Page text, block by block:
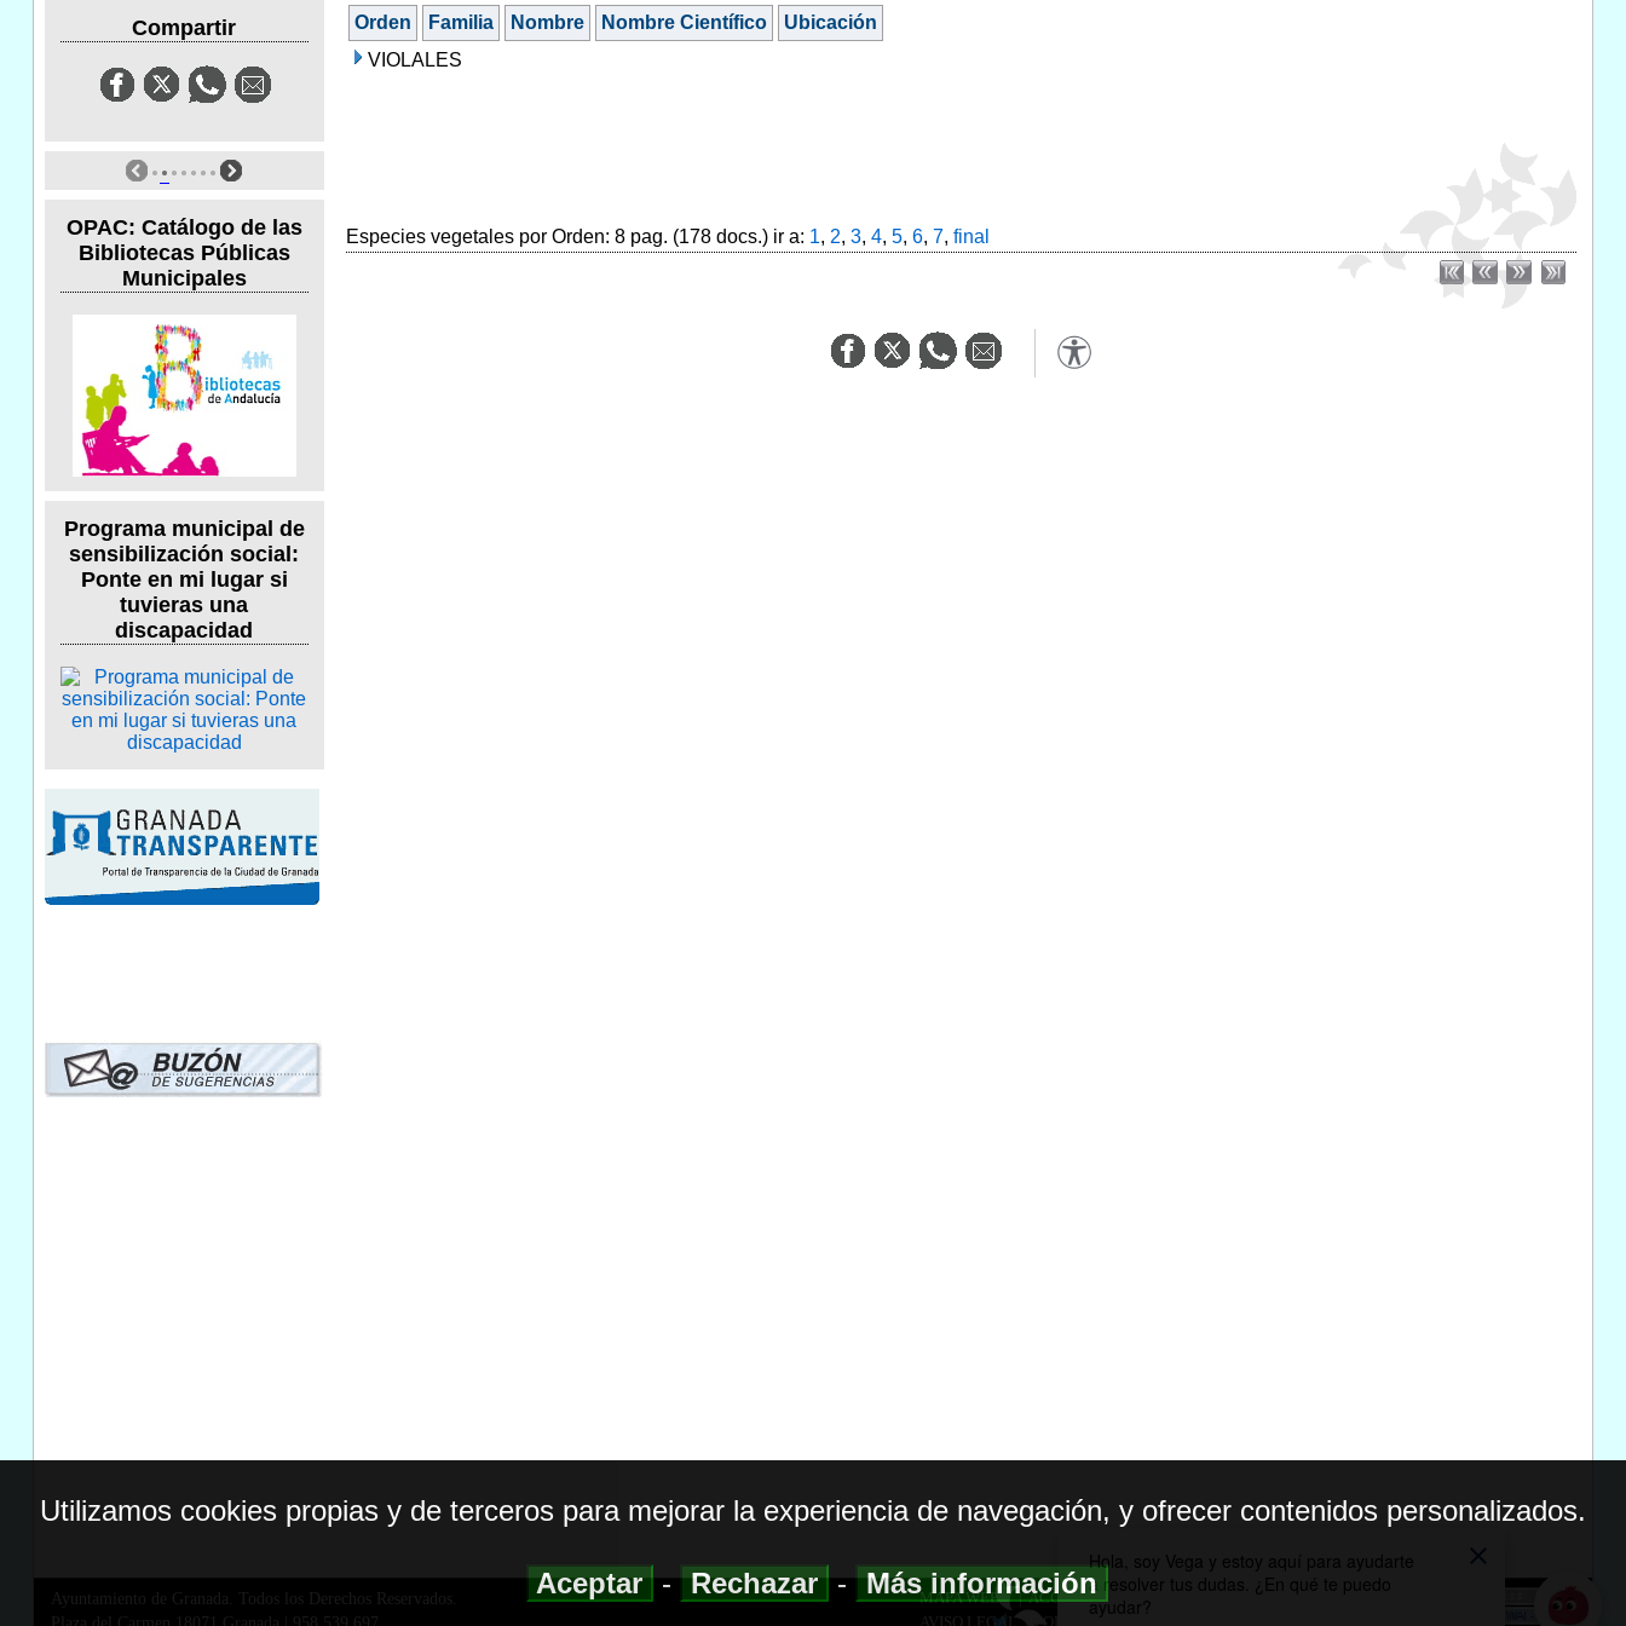
Compartir
OPAC: Catálogo de las
Bibliotecas Públicas
Municipales
Programa municipal de
sensibilización social:
Ponte en mi lugar si
tuvieras una
discapacidad
Orden Familia Nombre Nombre Científico
Ubicación
VIOLALES
Especies vegetales por Orden: 8 pag. (178 docs.) ir a: 1, 2, 3, 4, 5, 6, 7, final
Ayuntamiento de Granada. Todos los Derechos Reservados.
MAPA WEB|ACCESIBILIDAD
AVISO LEGAL| POLITICA DE PRIVACIDAD
Utilizamos cookies propias y de terceros para mejorar la experiencia de navegación, y ofrecer contenidos personalizados.
Aceptar-Rechazar-Más información